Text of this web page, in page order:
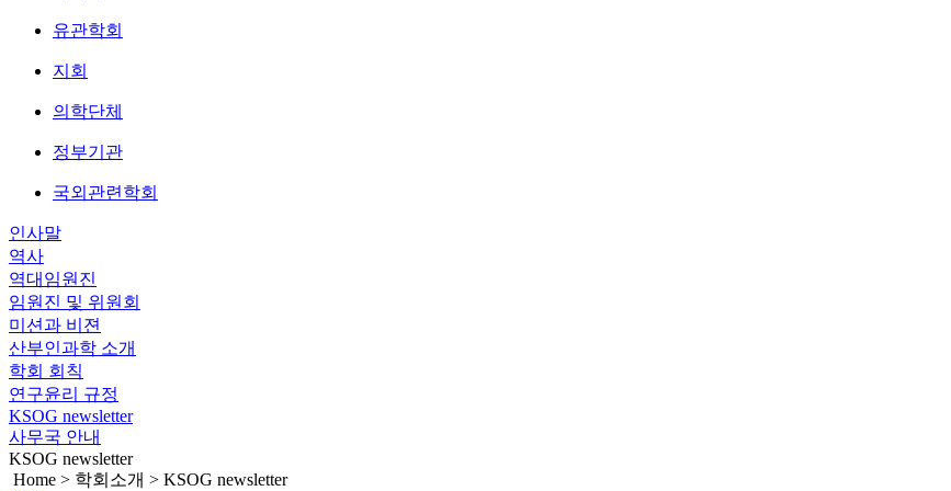
유관학회
지회
의학단체
정부기관
국외관련학회
인사말
역사
역대임원진
임원진 및 위원회
미션과 비젼
산부인과학 소개
학회 회칙
연구윤리 규정
KSOG newsletter
사무국 안내
KSOG newsletter
Home > 학회소개 > KSOG newsletter